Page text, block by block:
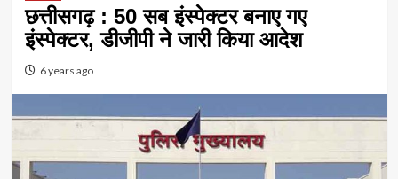
छत्तीसगढ़ : 50 सब इंस्पेक्टर बनाए गए
इंस्पेक्टर, डीजीपी ने जारी किया आदेश
6 years ago